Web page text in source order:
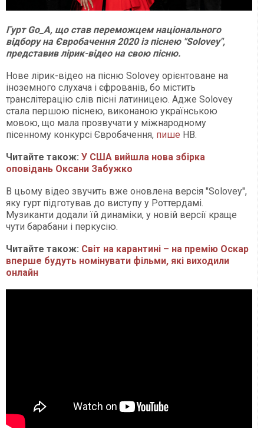
Гурт Go_A, що став переможцем національного
відбору на Євробачення 2020 із піснею "Solovey",
представив лірик-відео на свою пісню.
Нове лірик-відео на пісню Solovey орієнтоване на
іноземного слухача і єфрованів, бо містить
транслітерацію слів пісні латиницею. Адже Solovey
стала першою піснею, виконаною українською
мовою, що мала прозвучати у міжнародному
пісенному конкурсі Євробачення, пише НВ.
Читайте також: У США вийшла нова збірка
оповідань Оксани Забужко
В цьому відео звучить вже оновлена версія "Solovey",
яку гурт підготував до виступу у Роттердамі.
Музиканти додали їй динаміки, у новій версії краще
чути барабани і перкусію.
Читайте також: Світ на карантині – на премію Оскар
вперше будуть номінувати фільми, які виходили
онлайн